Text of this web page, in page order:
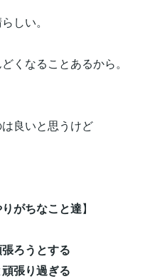
しい。
くなることあるから。
良いと思うけど
がちなこと達】
ろうとする
張り過ぎる